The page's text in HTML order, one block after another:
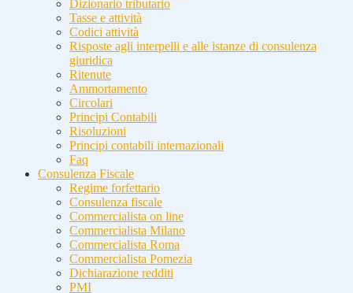
Dizionario tributario
Tasse e attività
Codici attività
Risposte agli interpelli e alle istanze di consulenza
giuridica
Ritenute
Ammortamento
Circolari
Principi Contabili
Risoluzioni
Principi contabili internazionali
Faq
Consulenza Fiscale
Regime forfettario
Consulenza fiscale
Commercialista on line
Commercialista Milano
Commercialista Roma
Commercialista Pomezia
Dichiarazione redditi
PMI